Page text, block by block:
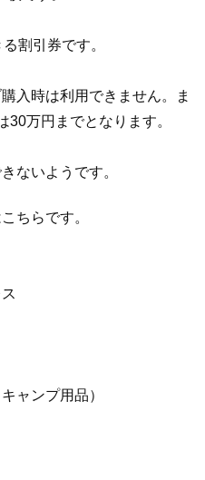
割引券です。
入時は利用できません。ま
30万円までとなります。
ないようです。
ちらです。
ャンプ用品）